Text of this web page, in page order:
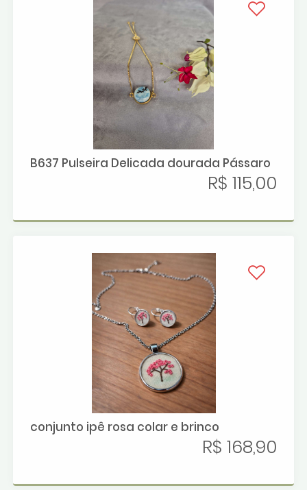
B637 Pulseira Delicada dourada Pássaro
R$ 115,00
conjunto ipê rosa colar e brinco
R$ 168,90